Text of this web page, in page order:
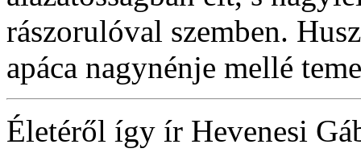
rászorulóval szemben.
apáca nagynénje mellé
Életéről így ír Hevenesi